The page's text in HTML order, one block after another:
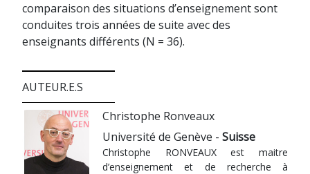
comparaison des situations d’enseignement sont
conduites trois années de suite avec des
enseignants différents (N = 36).
AUTEUR.E.S
Christophe Ronveaux
Université de Genève - Suisse
Christophe RONVEAUX est maitre
d’enseignement et de recherche à